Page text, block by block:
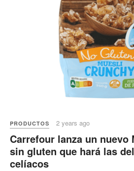
PRODUCTOS 2 years ago
Carrefour lanza un nuevo
sin gluten que hará las
celíacos